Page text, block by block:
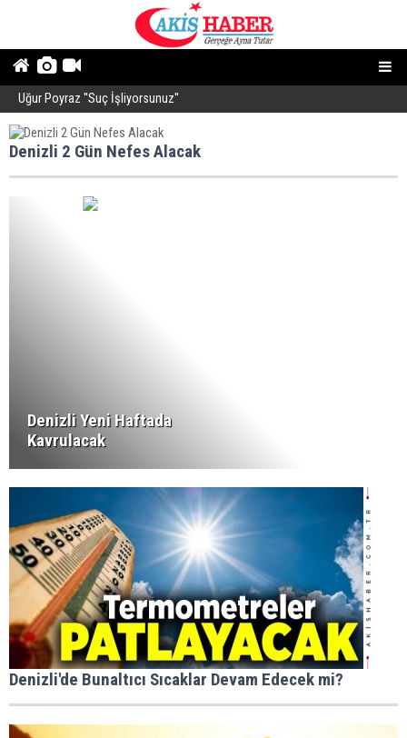
Uğur Poyraz ''Suç İşliyorsunuz''
Denizli 2 Gün Nefes Alacak
Denizli Yeni Haftada
Kavrulacak
Denizli'de Bunaltıcı Sıcaklar Devam Edecek mi?